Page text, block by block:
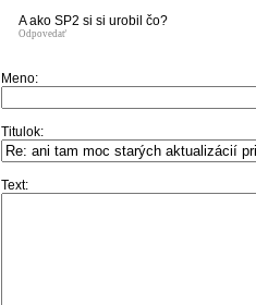
A ako SP2 si si urobil čo?
Odpovedať
Meno:
Titulok:
Text: